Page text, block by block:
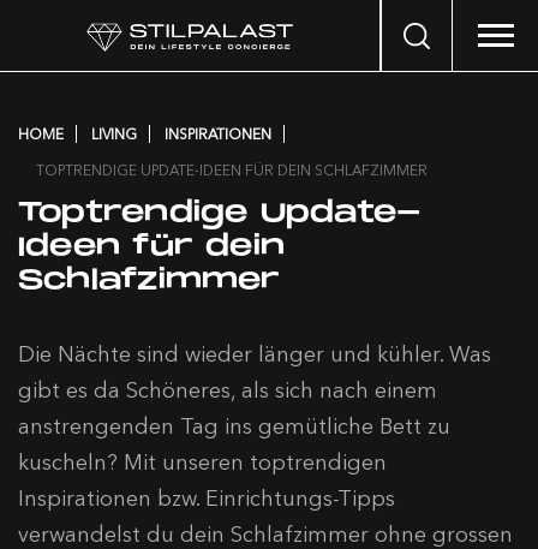
Search
HOME LIVING
INSPIRATIONEN
TOPTRENDIGE UPDATE-IDEEN FÜR DEIN SCHLAFZIMMER
Toptrendige Update-
Ideen für dein
Schlafzimmer
Die Nächte sind wieder länger und kühler. Was
gibt es da Schöneres, als sich nach einem
anstrengenden Tag ins gemütliche Bett zu
kuscheln? Mit unseren toptrendigen
Inspirationen bzw. Einrichtungs-Tipps
verwandelst du dein Schlafzimmer ohne grossen